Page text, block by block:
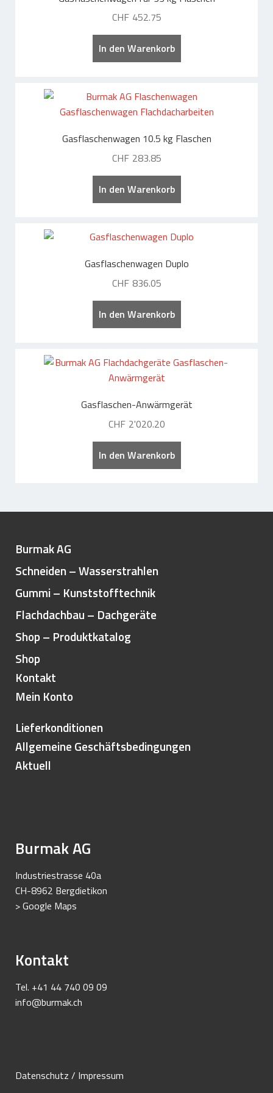
Gummi – Kunststofftechnik
Gummi / Elastomer / Kunststoff
Hoch- und Tiefbau
Trennen / Lagern / Dämmen
Schützen / Ausgleichen
Ladungssicherung / Transport
Gummi Zuschnitte / Formteile
Flachdachbau – Dachgeräte
Abdichten
Abdichtungsschutz
Mietgeräte und Reparaturservice
Shop – Produktkatalog
Occasionsgeräte
Bitumenkocher
Brennersets
Nahtbrenner
Brenner-Ersatzteile-Zubehör
Schläuche und Regler
Dachsanierungsgeräte
Gasflaschenwagen
Trockenbau: Streifen für Anschlüsse
Abdichtungsschutz / Terrassenpads
Gummi / Elastomer / Kunststoff
Feuerkörbe / Kreationen ab Werk
Mein Konto
nach:
CHF 452.75
In den Warenkorb
Gasflaschenwagen 10.5 kg Flaschen
CHF 283.85
In den Warenkorb
Gasflaschenwagen Duplo
CHF 836.05
In den Warenkorb
Gasflaschen-Anwärmgerät
CHF 2'020.20
In den Warenkorb
Burmak AG
Schneiden – Wasserstrahlen
Gummi – Kunststofftechnik
Flachdachbau – Dachgeräte
Shop – Produktkatalog
Shop
Kontakt
Mein Konto
Lieferkonditionen
Allgemeine Geschäftsbedingungen
Aktuell
Burmak AG
Industriestrasse 40a
CH-8962 Bergdietikon
> Google Maps
Kontakt
Tel. +41 44 740 09 09
info@burmak.ch
Datenschutz / Impressum